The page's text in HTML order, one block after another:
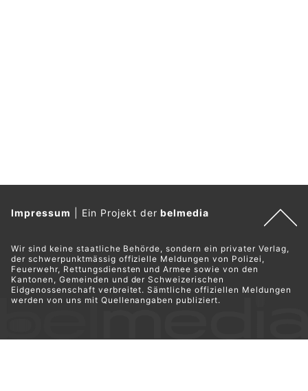
Impressum Ein Projekt derbelmedia
Wir sind keine staatliche Behörde, sondern ein privater Verlag,
der schwerpunktmässig offizielle Meldungen von Polizei,
Feuerwehr, Rettungsdiensten und Armee sowie von den
Kantonen, Gemeinden und der Schweizerischen
Eidgenossenschaft verbreitet. Sämtliche offiziellen Meldungen
werden von uns mit Quellenangaben publiziert.